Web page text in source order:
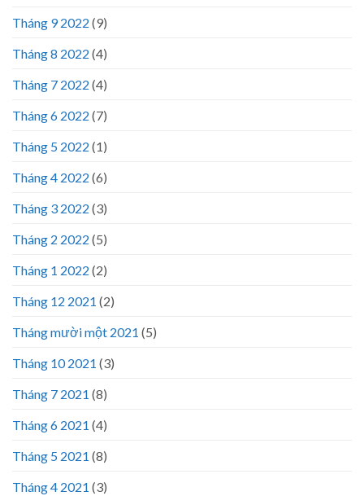
Tháng 9 2022 (9)
Tháng 8 2022 (4)
Tháng 7 2022 (4)
Tháng 6 2022 (7)
Tháng 5 2022 (1)
Tháng 4 2022 (6)
Tháng 3 2022 (3)
Tháng 2 2022 (5)
Tháng 1 2022 (2)
Tháng 12 2021 (2)
Tháng mười một 2021 (5)
Tháng 10 2021 (3)
Tháng 7 2021 (8)
Tháng 6 2021 (4)
Tháng 5 2021 (8)
Tháng 4 2021 (3)